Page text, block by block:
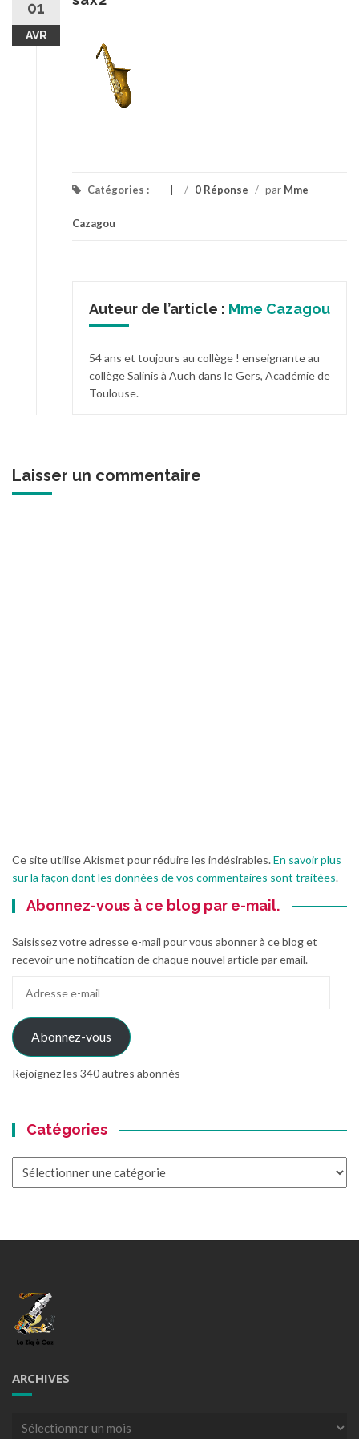
01
AVR
Catégories : / 0 Réponse / par Mme
Cazagou
Auteur de l’article : Mme Cazagou
54 ans et toujours au collège ! enseignante au
collège Salinis à Auch dans le Gers, Académie de
Toulouse.
Laisser un commentaire
Ce site utilise Akismet pour réduire les indésirables.En savoir plus
sur la façon dont les données de vos commentaires sont traitées.
Abonnez-vous à ce blog par e-mail.
Saisissez votre adresse e-mail pour vous abonner à ce blog et
recevoir une notification de chaque nouvel article par email.
mail
Abonnez-vous
Rejoignez les 340 autres abonnés
Catégories
ARCHIVES
Archives